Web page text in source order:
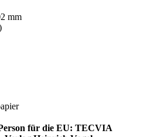
mm
für die EU: TECVIA